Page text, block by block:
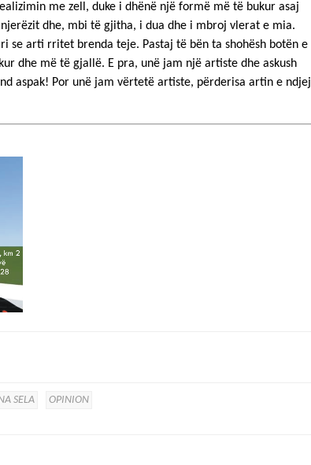
me zell, duke i dhënë një formë më të bukur asaj
dhe, mbi të gjitha, i dua dhe i mbroj vlerat e mia.
se arti rritet brenda teje. Pastaj të bën ta shohësh botën e
dhe më të gjallë. E pra, unë jam një artiste dhe askush
aspak! Por unë jam vërtetë artiste, përderisa artin e ndjej
SELA OPINION